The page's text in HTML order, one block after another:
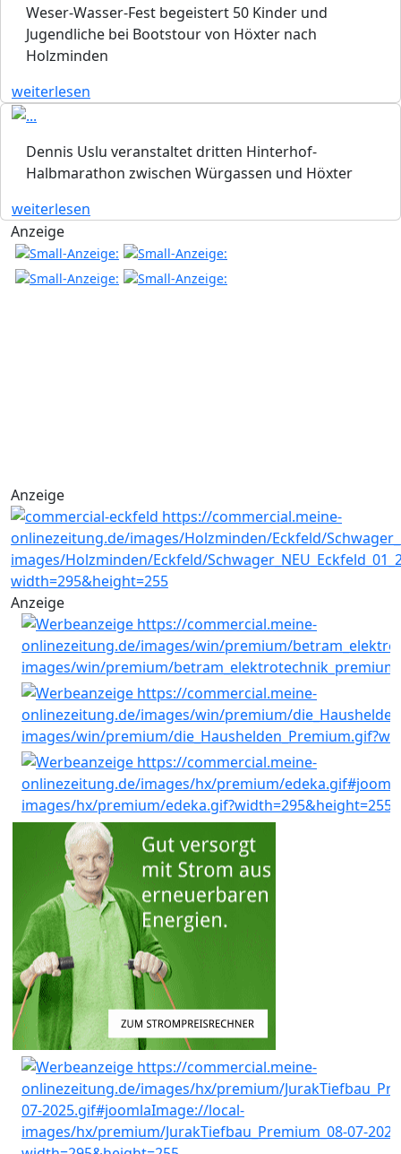
Weser-Wasser-Fest begeistert 50 Kinder und
Jugendliche bei Bootstour von Höxter nach
Holzminden
weiterlesen
Dennis Uslu veranstaltet dritten Hinterhof-
Halbmarathon zwischen Würgassen und Höxter
weiterlesen
Anzeige
Anzeige
Anzeige